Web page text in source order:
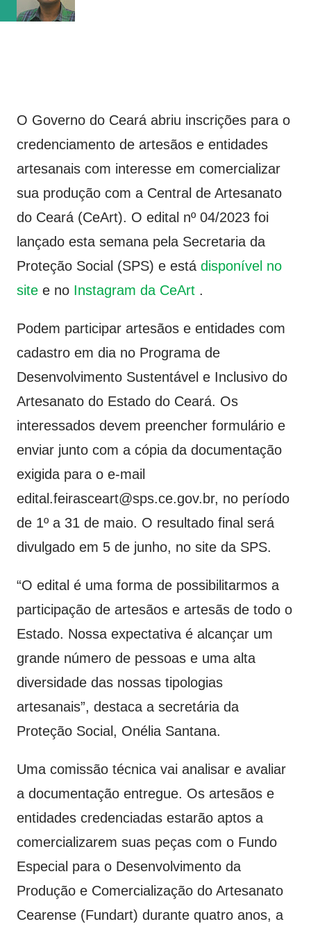
vaga na referência do ataque, com...
O Governo do Ceará abriu inscrições para o
credenciamento de artesãos e entidades
artesanais com interesse em comercializar
sua produção com a Central de Artesanato
do Ceará (CeArt). O edital nº 04/2023 foi
lançado esta semana pela Secretaria da
Proteção Social (SPS) e está disponível no
site e no Instagram da CeArt .
Podem participar artesãos e entidades com
cadastro em dia no Programa de
Desenvolvimento Sustentável e Inclusivo do
Artesanato do Estado do Ceará. Os
interessados devem preencher formulário e
enviar junto com a cópia da documentação
exigida para o e-mail
edital.feirasceart@sps.ce.gov.br, no período
de 1º a 31 de maio. O resultado final será
divulgado em 5 de junho, no site da SPS.
“O edital é uma forma de possibilitarmos a
participação de artesãos e artesãs de todo o
Estado. Nossa expectativa é alcançar um
grande número de pessoas e uma alta
diversidade das nossas tipologias
artesanais”, destaca a secretária da
Proteção Social, Onélia Santana.
Uma comissão técnica vai analisar e avaliar
a documentação entregue. Os artesãos e
entidades credenciadas estarão aptos a
comercializarem suas peças com o Fundo
Especial para o Desenvolvimento da
Produção e Comercialização do Artesanato
Cearense (Fundart) durante quatro anos, a